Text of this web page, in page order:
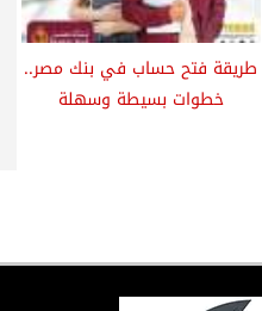
طريقة فتح حساب في بنك مصر..
خطوات بسيطة وسهلة